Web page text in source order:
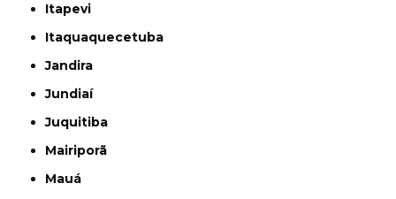
Itapevi
Itaquaquecetuba
Jandira
Jundiaí
Juquitiba
Mairiporã
Mauá